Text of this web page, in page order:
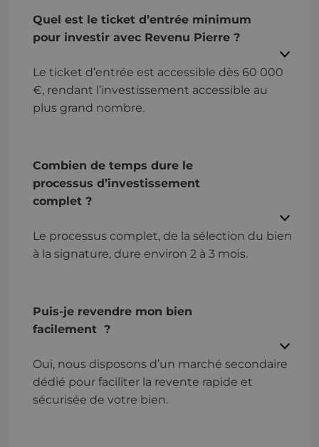
Quel est le ticket d’entrée minimum
pour investir avec Revenu Pierre ?
Le ticket d’entrée est accessible dès 60 000
€, rendant l’investissement accessible au
plus grand nombre.
Combien de temps dure le
processus d’investissement
complet ?
Le processus complet, de la sélection du bien
à la signature, dure environ 2 à 3 mois.
Puis-je revendre mon bien
facilement ?
Oui, nous disposons d’un marché secondaire
dédié pour faciliter la revente rapide et
sécurisée de votre bien.